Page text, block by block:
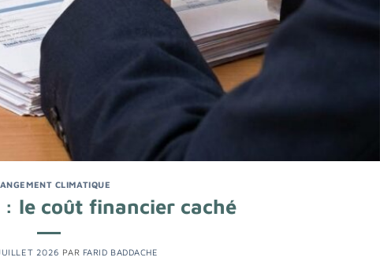
CLIMATIQUE
: le coût financier caché
2026 PAR FARID BADDACHE